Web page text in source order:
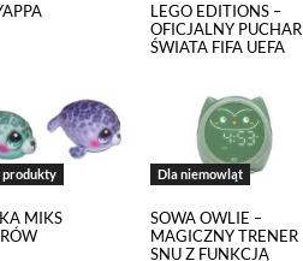
LEGO EDITIONS –
OFICJALNY PUCHAR
ŚWIATA FIFA UEFA
produkty
MIKS
Dla niemowląt
SOWA OWLIE –
MAGICZNY TRENER
SNU Z FUNKCJĄ